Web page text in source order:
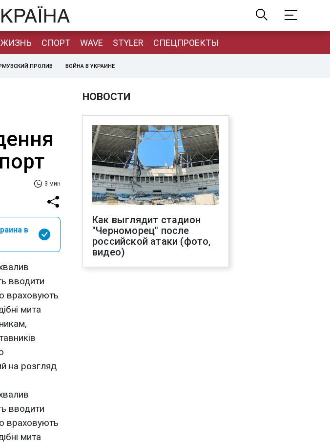
ЖИЗНЬ СПОРТ WAVE STYLER СПЕЦПРОЕКТЫ
ПРОЛИВ ВОЙНА В УКРАИНЕ
3 мин
в
вводити
враховують
мита
на розгляд
вводити
враховують
мита
НОВОСТИ
Как выглядит стадион
"Черноморец" после
российской атаки (фото,
видео)